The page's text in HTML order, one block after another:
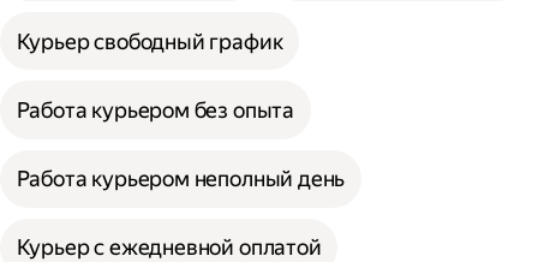
Курьер свободный график
Работа курьером без опыта
Работа курьером неполный день
Курьер с ежедневной оплатой